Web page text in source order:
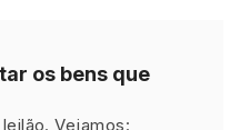
os bens que
Vejamos: